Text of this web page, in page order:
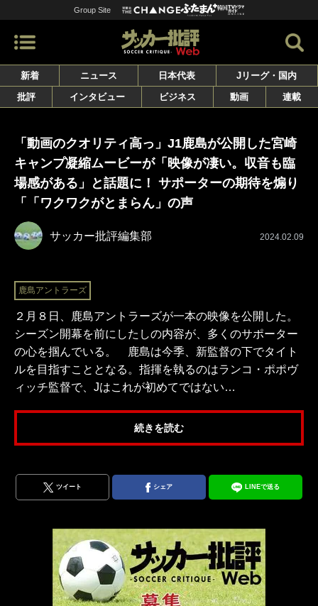
Group Site
新着 ニュース 日本代表
Jリーグ・国内
批評
インタビュー ビジネス 動画 連載
「動画のクオリティ高っ」J1鹿島が公開した宮崎
キャンプ凝縮ムービーが「映像が凄い。収音も臨
場感がある」と話題に！ サポーターの期待を煽り
「「ワクワクがとまらん」の声
サッカー批評編集部 2024.02.09
鹿島アントラーズ
２月８日、鹿島アントラーズが一本の映像を公開した。
シーズン開幕を前にしたしの内容が、多くのサポーター
の心を掴んでいる。 鹿島は今季、新監督の下でタイト
ルを目指すこととなる。指揮を執るのはランコ・ポポヴ
ィッチ監督で、Jはこれが初めてではない…
続きを読む
ツイート シェア LINEで送る